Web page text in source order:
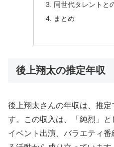
同世代タレントと
まとめ
後上翔太の推定年収
後上翔太さんの年収は、推
す。この収入は、「純烈」と
イベント出演、バラエティ